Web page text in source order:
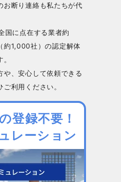
お断り連絡も私たちが代
国に点在する業者約
1,000社）の認定解体
や、安心して依頼できる
利用ください。
登録不要！
レーション